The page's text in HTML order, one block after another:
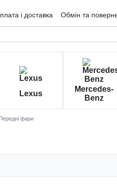
і доставка Обмін та
Відгуки про магазин
Lexus
Mercedes-
Benz
Передні фари